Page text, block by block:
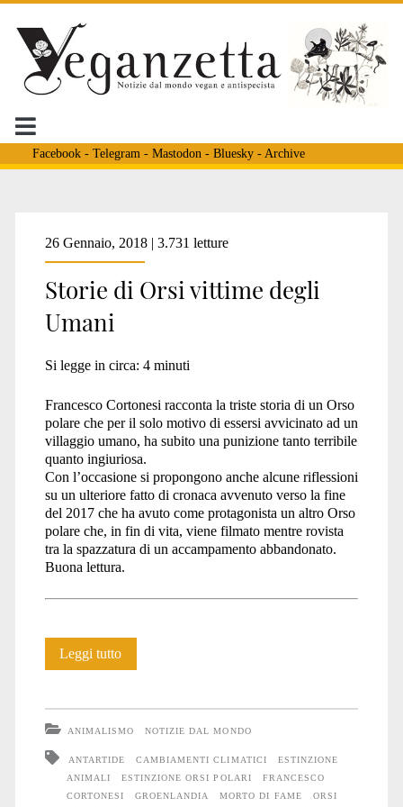
Facebook- Telegram - Mastodon - Bluesky- Archive
Tag:
<span>SeaLegacy</
26 Gennaio, 2018 | 3.731 letture
Storie di Orsi vittime degli
Umani
Si legge in circa: 4 minuti
Francesco Cortonesi racconta la triste storia di un Orso
polare che per il solo motivo di essersi avvicinato ad un
villaggio umano, ha subito una punizione tanto terribile
quanto ingiuriosa.
Con l’occasione si propongono anche alcune riflessioni
su un ulteriore fatto di cronaca avvenuto verso la fine
del 2017 che ha avuto come protagonista un altro Orso
polare che, in fin di vita, viene filmato mentre rovista
tra la spazzatura di un accampamento abbandonato.
Buona lettura.
Leggi tuttoStorie
degli
ANIMALISMO NOTIZIE DAL MONDO
ANTARTIDE CAMBIAMENTI CLIMATICI
ESTINZIONE
ANIMALI
ESTINZIONE ORSI POLARI
FRANCESCO
CORTONESI
GROENLANDIA MORTO DI FAME
ORSI